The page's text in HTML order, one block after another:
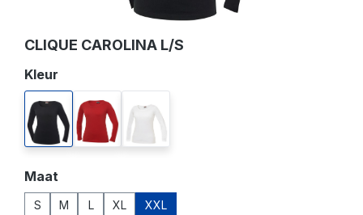
CLIQUE CAROLINA L/S
Selecteer
Kleur
black red white
Selecteer
Maat
S M L XL XXL